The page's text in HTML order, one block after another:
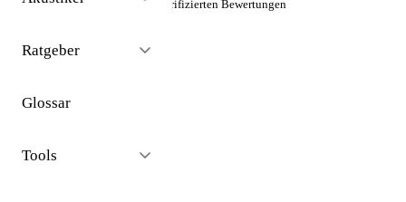
Ratgeber
Glossar
Tools
Noch keine verifizierten Bewertungen